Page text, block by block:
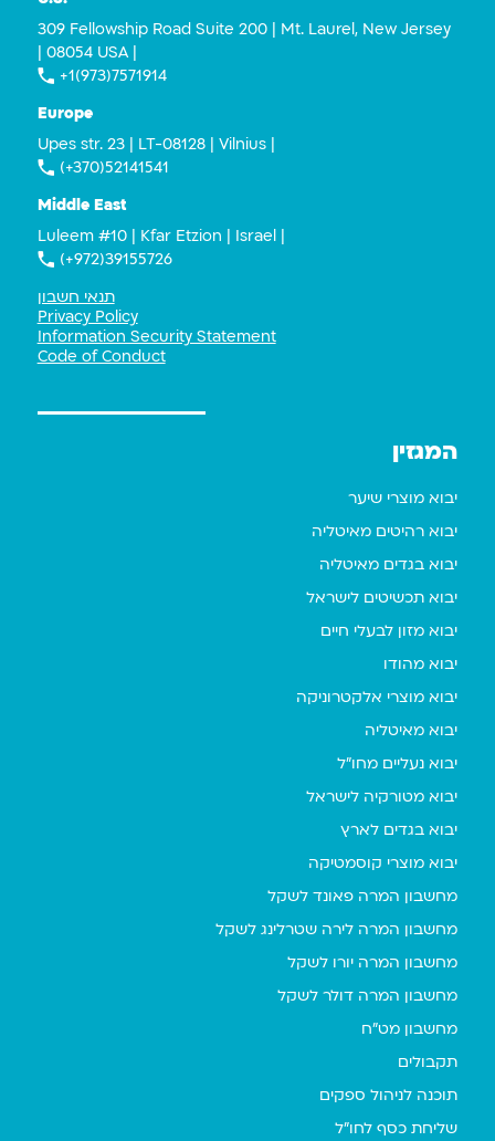
309 Fellowship Road Suite 200 | Mt. Laurel, New Jersey
| 08054 USA |
+1(973)7571914
Europe
Upes str. 23 | LT-08128 | Vilnius |
(+370)52141541
Middle East
Luleem #10 | Kfar Etzion | Israel |
(+972)39155726
תנאי חשבון
Privacy Policy
Information Security Statement
Code of Conduct
המגזין
יבוא מוצרי שיער
יבוא רהיטים מאיטליה
יבוא בגדים מאיטליה
יבוא תכשיטים לישראל
יבוא מזון לבעלי חיים
יבוא מהודו
יבוא מוצרי אלקטרוניקה
יבוא מאיטליה
יבוא נעליים מחו"ל
יבוא מטורקיה לישראל
יבוא בגדים לארץ
יבוא מוצרי קוסמטיקה
מחשבון המרה פאונד לשקל
מחשבון המרה לירה שטרלינג לשקל
מחשבון המרה יורו לשקל
מחשבון המרה דולר לשקל
מחשבון מט"ח
תקבולים
תוכנה לניהול ספקים
שליחת כסף לחו"ל